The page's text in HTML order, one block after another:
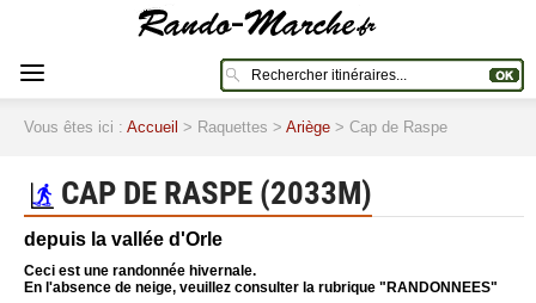
Vous êtes ici : Accueil > Raquettes > Ariège > Cap de Raspe
CAP DE RASPE (2033M)
depuis la vallée d'Orle
Ceci est une randonnée hivernale.
En l'absence de neige, veuillez consulter la rubrique "RANDONNEES"